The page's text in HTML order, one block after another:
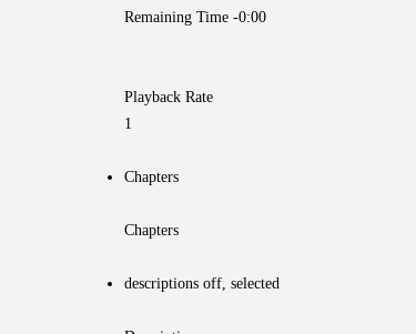
Remaining Time -0:00
Playback Rate
1
Chapters
Chapters
descriptions off , selected